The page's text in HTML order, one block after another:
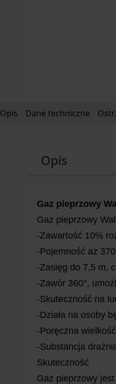
Opis Dane techniczne
Opis
Gaz pieprzowy
Gaz pieprzowy
-Zawartość 10%
-Pojemność aż
-Zasięg do 7,5 m,
-Zawór 360°,
-Skuteczność na
-Działa na osoby
-Poręczna
-Substancja
Skuteczność
Gaz pieprzowy